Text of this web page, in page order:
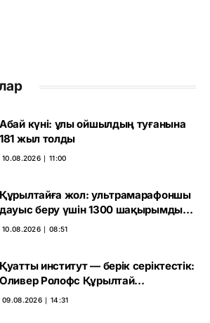
Абай күні: ұлы ойшылдың туғанына
181 жыл толды
10.08.2026 ∣ 11:00
Құрылтайға жол: ультрамарафоншы
дауыс беру үшін 1300 шақырымды
еңсермек
10.08.2026 ∣ 08:51
Қуатты институт — берік серіктестік:
Оливер Ролофс Құрылтай
сайлауының маңызын бағалады
09.08.2026 ∣ 14:31